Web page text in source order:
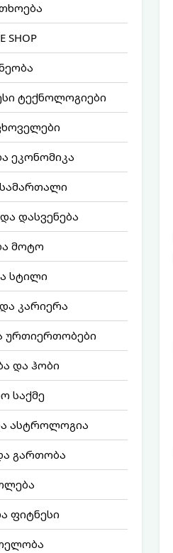
SHOP
ტექნოლოგიები
ეკონომიკა
დასვენება
მოტო
სტილი
კარიერა
ურთიერთობები
და ჰობი
საქმე
ასტროლოგია
გართობა
ფიტნესი